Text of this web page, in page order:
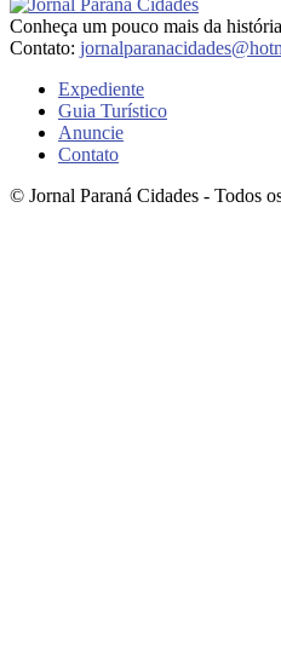
Conheça um pouco mais da
Contato:
Expediente
Guia Turístico
Anuncie
Contato
© Jornal Paraná Cidades - Todos